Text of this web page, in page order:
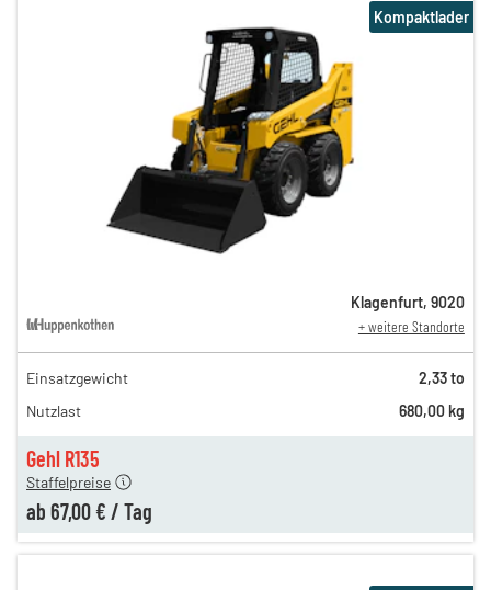
Gehl R135
155,00 €
93,00 €
Staffelpreise
ab 67,00 € / Tag
Kompaktlader
Klagenfurt, 9020
+ weitere Standorte
Einsatzgewicht
2,33 to
Nutzlast
680,00 kg